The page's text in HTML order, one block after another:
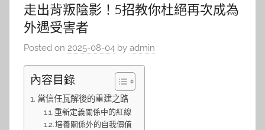
走出背叛陰影！5招教你杜絕再次成為
外遇受害者
Posted on 2025-08-04 by admin
內容目錄
當信任瓦解後的重建之路
重新定義關係中的紅線
培養關係外的自我價值